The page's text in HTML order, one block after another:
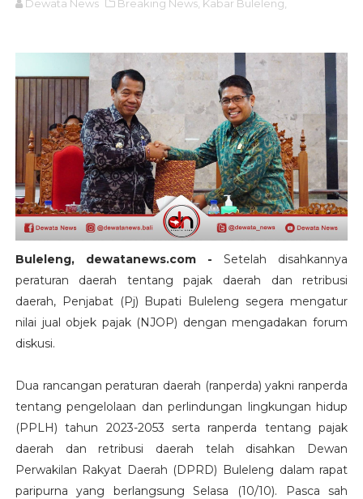
Dewata News Breaking News, Kabar Buleleng,
Buleleng, dewatanews.com -Setelah disahkannya
peraturan daerah tentang pajak daerah dan retribusi
daerah, Penjabat (Pj) Bupati Buleleng segera mengatur
nilai jual objek pajak (NJOP) dengan mengadakan forum
diskusi.
Dua rancangan peraturan daerah (ranperda) yakni ranperda
tentang pengelolaan dan perlindungan lingkungan hidup
(PPLH) tahun 2023-2053 serta ranperda tentang pajak
daerah dan retribusi daerah telah disahkan Dewan
Perwakilan Rakyat Daerah (DPRD) Buleleng dalam rapat
paripurna yang berlangsung Selasa (10/10). Pasca sah